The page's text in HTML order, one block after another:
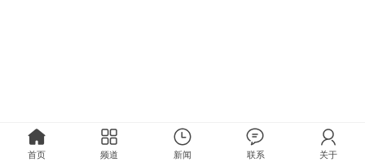
首页 频道 新闻 联系 关于